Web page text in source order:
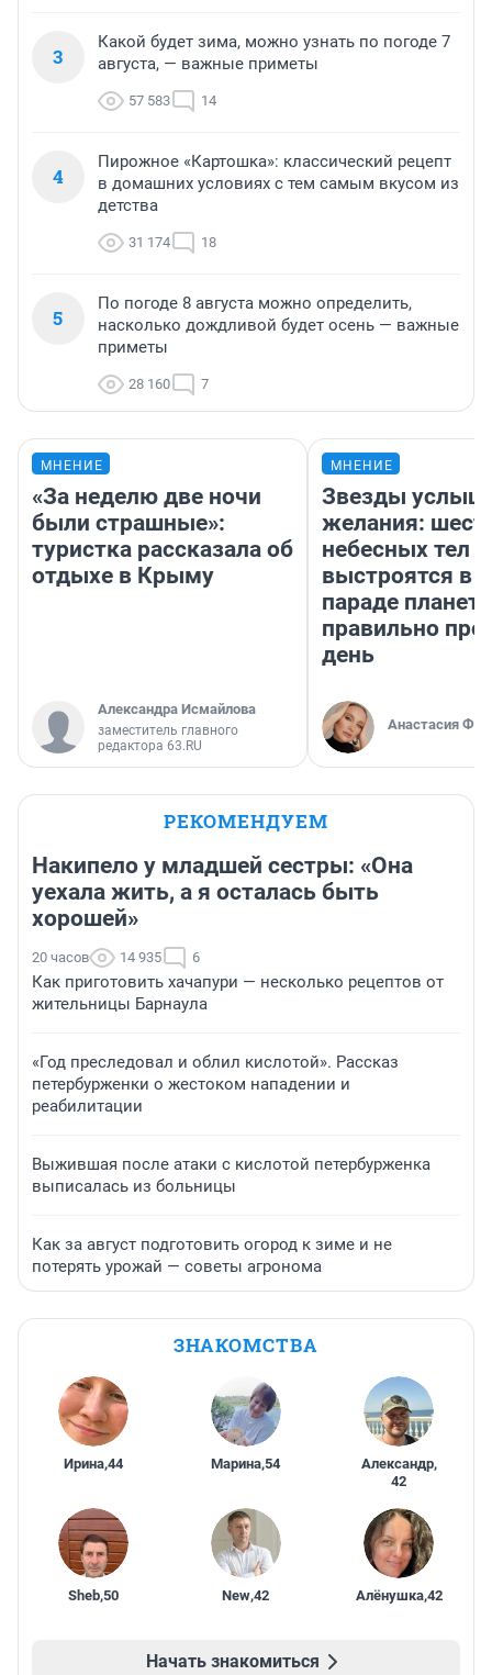
3
Какой будет зима, можно узнать по погоде 7
августа, — важные приметы
57 583 14
4
Пирожное «Картошка»: классический рецепт
в домашних условиях с тем самым вкусом из
детства
31 174 18
5
По погоде 8 августа можно определить,
насколько дождливой будет осень — важные
приметы
28 160 7
МНЕНИЕ
«За неделю две ночи
были страшные»:
туристка рассказала об
отдыхе в Крыму
Александра Исмайлова
заместитель главного
редактора 63.RU
МНЕНИЕ
Звезды
желания:
небесных тел
выстроятся в
параде планет
правильно
день
Анастасия
РЕКОМЕНДУЕМ
Накипело у младшей сестры: «Она
уехала жить, а я осталась быть
хорошей»
20 часов 14 935 6
Как приготовить хачапури — несколько рецептов от
жительницы Барнаула
«Год преследовал и облил кислотой». Рассказ
петербурженки о жестоком нападении и
реабилитации
Выжившая после атаки с кислотой петербурженка
выписалась из больницы
Как за август подготовить огород к зиме и не
потерять урожай — советы агронома
ЗНАКОМСТВА
Ирина,44 Марина,54 Александр,
42
Sheb,50 New,42 Алёнушка,42
Начать знакомиться